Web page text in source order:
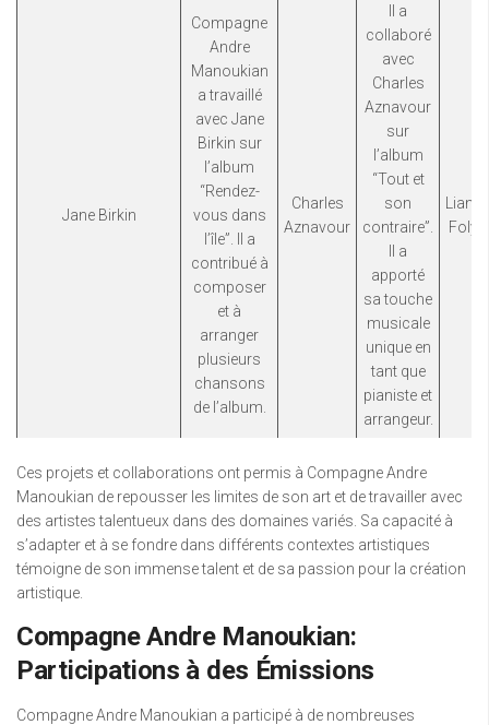
Jane Birkin
Compagne
Andre
Manoukian
a travaillé
avec Jane
Birkin sur
l’album
“Rendez-
vous dans
l’île”. Il a
contribué à
composer
et à
arranger
plusieurs
chansons
de l’album.
Charles
Aznavour
Il a
collaboré
avec
Charles
Aznavour
sur
l’album
“Tout et
son
contraire”.
Il a
apporté
sa touche
musicale
unique en
tant que
pianiste et
arrangeur.
Liane
Foly
Ces projets et collaborations ont permis à Compagne Andre
Manoukian de repousser les limites de son art et de travailler avec
des artistes talentueux dans des domaines variés. Sa capacité à
s’adapter et à se fondre dans différents contextes artistiques
témoigne de son immense talent et de sa passion pour la création
artistique.
Compagne Andre Manoukian:
Participations à des Émissions
Compagne Andre Manoukian a participé à de nombreuses